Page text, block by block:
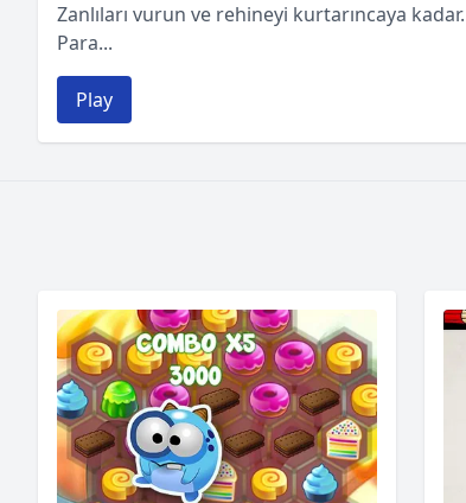
Zanlıları vurun ve rehineyi kurtarıncaya kadar.
Para...
Play